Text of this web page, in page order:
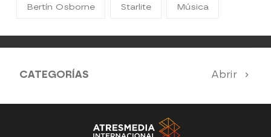
Bertín Osborne Starlite Música
CATEGORÍAS Abrir
Antena 3 Noticias El Hormiguero